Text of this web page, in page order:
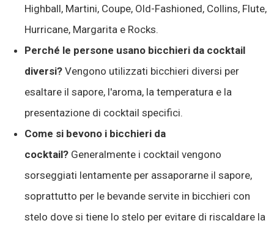
Highball, Martini, Coupe, Old-Fashioned, Collins, Flute,
Hurricane, Margarita e Rocks.
Perché le persone usano bicchieri da cocktail
diversi? Vengono utilizzati bicchieri diversi per
esaltare il sapore, l'aroma, la temperatura e la
presentazione di cocktail specifici.
Come si bevono i bicchieri da
cocktail? Generalmente i cocktail vengono
sorseggiati lentamente per assaporarne il sapore,
soprattutto per le bevande servite in bicchieri con
stelo dove si tiene lo stelo per evitare di riscaldare la